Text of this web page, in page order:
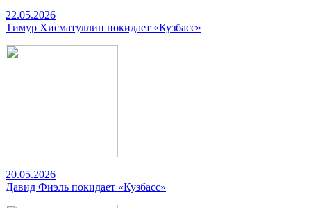
22.05.2026
Тимур Хисматуллин покидает «Кузбасс»
20.05.2026
Давид Фиэль покидает «Кузбасс»